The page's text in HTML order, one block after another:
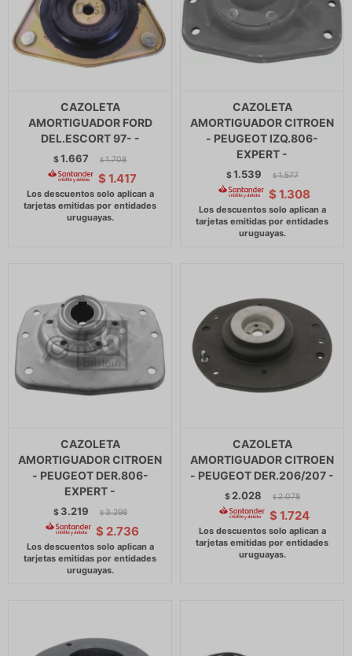
CAZOLETA
AMORTIGUADOR FORD
DEL.ESCORT 97- -
$1.667 $ 1.708
$ 1.417
CAZOLETA
AMORTIGUADOR CITROEN
- PEUGEOT IZQ.806-
EXPERT -
$1.539 $ 1.577
$ 1.308
CAZOLETA
AMORTIGUADOR CITROEN
- PEUGEOT DER.806-
EXPERT -
$ 3.219 $ 3.298
$ 2.736
CAZOLETA
AMORTIGUADOR CITROEN
- PEUGEOT DER.206/207 -
$ 2.028 $ 2.078
$ 1.724